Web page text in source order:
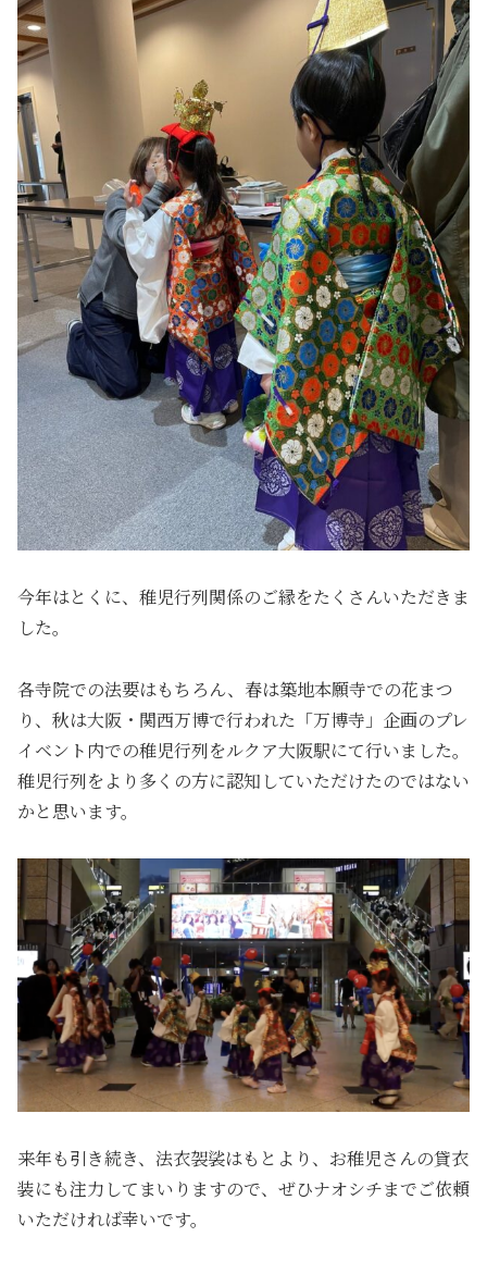
今年はとくに、稚児行列関係のご縁をたくさんいただきま
した。
各寺院での法要はもちろん、春は築地本願寺での花まつ
り、秋は大阪・関西万博で行われた「万博寺」企画のプレ
イベント内での稚児行列をルクア大阪駅にて行いました。
稚児行列をより多くの方に認知していただけたのではない
かと思います。
来年も引き続き、法衣袈裟はもとより、お稚児さんの貸衣
装にも注力してまいりますので、ぜひナオシチまでご依頼
いただければ幸いです。